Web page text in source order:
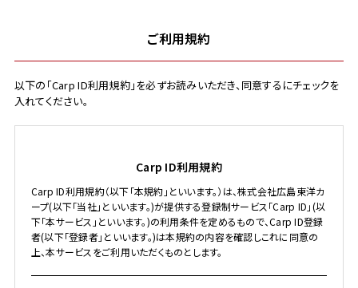
ご利用規約
以下の「Carp ID利用規約」を必ずお読みいただき、同意するにチェックを
入れてください。
Carp ID利用規約
Carp ID利用規約（以下「本規約」といいます。）は、株式会社広島東洋カ
ープ(以下「当社」といいます。)が提供する登録制サービス「Carp ID」(以
下「本サービス」といいます。)の利用条件を定めるもので、Carp ID登録
者(以下「登録者」といいます。)は本規約の内容を確認しこれに同意の
上、本サービスをご利用いただくものとします。